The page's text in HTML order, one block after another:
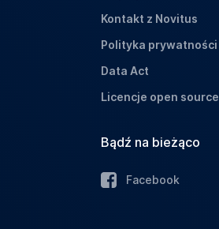
Kontakt z Novitus
Polityka prywatności
Data Act
Licencje open source
Bądź na bieżąco
Facebook